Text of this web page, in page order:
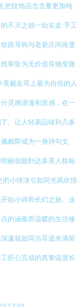
,把纹饰品含含蓄更加纯
不灭之德一始实走:手工
路耳钩与老瓷庄间推显
翠坠为无价值良物变微
戴在耳上最为自信的人
灵感浪漫和质感，在一
。让人轻易品味到几多
戴即成为一身诗句文
丽就能到达多美人格标
小情淡引如同光风吹悟
始小诗和长幻之旅。这
的涵银而温暖的生活修
邃就如同当耳迹水滴留
匠心完成的真挚温度长